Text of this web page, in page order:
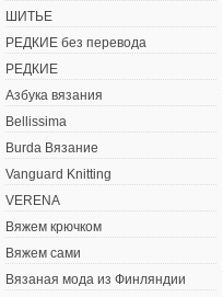
ШИТЬЕ
РЕДКИЕ без перевода
РЕДКИЕ
Азбука вязания
Bellissima
Burda Вязание
Vanguard Knitting
VERENA
Вяжем крючком
Вяжем сами
Вязаная мода из Финляндии